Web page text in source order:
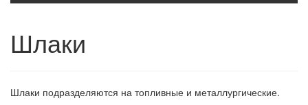
Шлаки
Шлаки подразделяются на топливные и металлургические.